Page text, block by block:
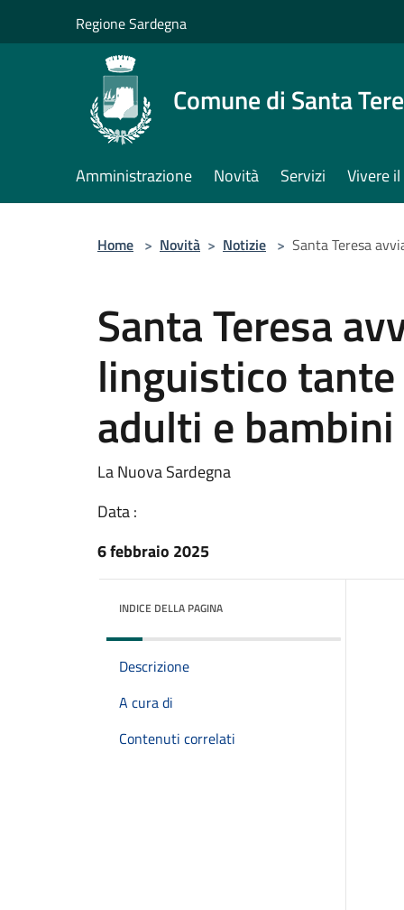
Regione Sardegna
Comune di Santa
Amministrazione Novità Servizi Vivere
Home > Novità > Notizie > Santa Teresa
Santa Teresa
linguistico
adulti e bambini
La Nuova Sardegna
Data :
6 febbraio 2025
INDICE DELLA PAGINA
Descrizione
A cura di
Contenuti correlati